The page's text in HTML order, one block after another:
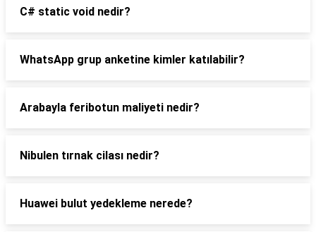
C# static void nedir?
WhatsApp grup anketine kimler katılabilir?
Arabayla feribotun maliyeti nedir?
Nibulen tırnak cilası nedir?
Huawei bulut yedekleme nerede?